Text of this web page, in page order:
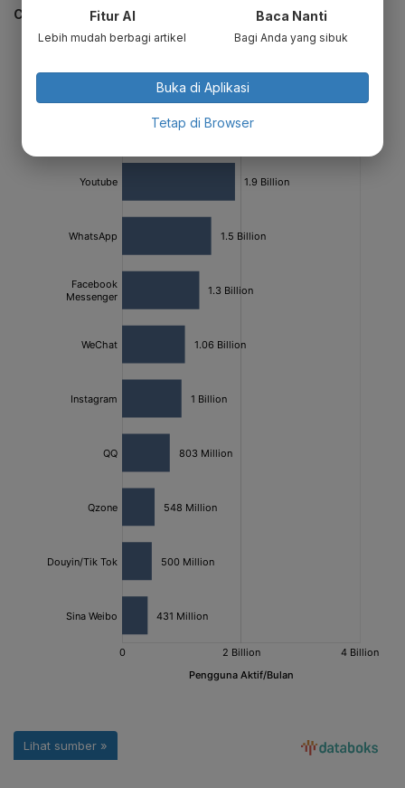
CEK JUGA DATA INI
Fitur AI
Lebih mudah berbagi artikel
Baca Nanti
Bagi Anda yang sibuk
Buka di Aplikasi
Tetap di Browser